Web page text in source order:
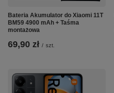
Bateria Akumulator do Xiaomi 11T
BM59 4900 mAh + Taśma
montażowa
69,90 zł / szt.